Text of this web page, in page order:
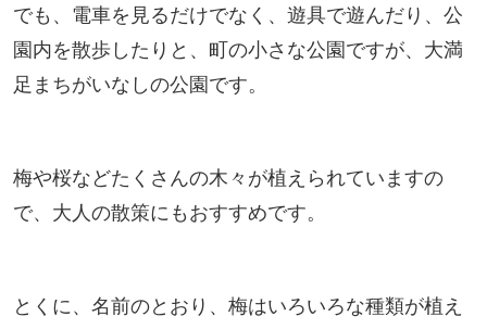
でも、電車を見るだけでなく、遊具で遊んだり、公
園内を散歩したりと、町の小さな公園ですが、大満
足まちがいなしの公園です。
梅や桜などたくさんの木々が植えられていますの
で、大人の散策にもおすすめです。
とくに、名前のとおり、梅はいろいろな種類が植え